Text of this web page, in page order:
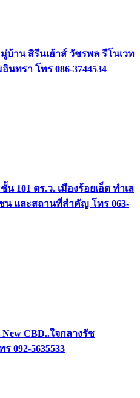
บ้าน สิรีนเฮ้าส์ วัชรพล รีโนเวท
ทรา โทร 086-3744534
101 ตร.ว. เมืองร้อยเอ็ด ทำเล
น และสถานที่สำคัญ โทร 063-
CBD..ใจกลางรัช
092-5635533